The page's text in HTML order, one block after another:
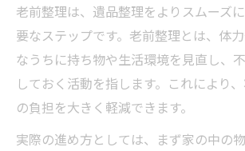
老前整理は、遺品整理をよりスムーズ
要なステップです。老前整理とは、体
なうちに持ち物や生活環境を見直し、
しておく活動を指します。これにより
の負担を大きく軽減できます。
実際の進め方としては、まず家の中の